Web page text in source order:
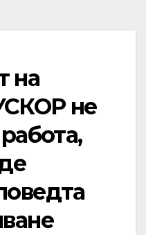
на
не